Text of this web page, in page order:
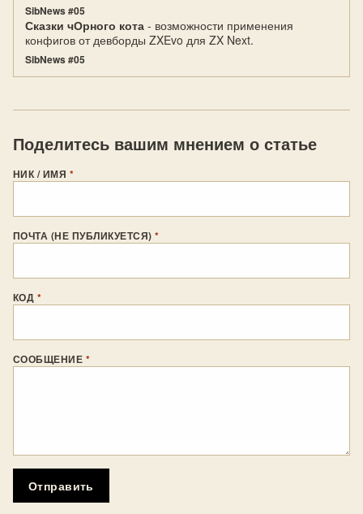
SibNews #05
Сказки чОрного кота - возможности применения
конфигов от девборды ZXEvo для ZX Next.
SibNews #05
Поделитесь вашим мнением о статье
НИК / ИМЯ *
ПОЧТА (НЕ ПУБЛИКУЕТСЯ)*
КОД *
СООБЩЕНИЕ *
Отправить